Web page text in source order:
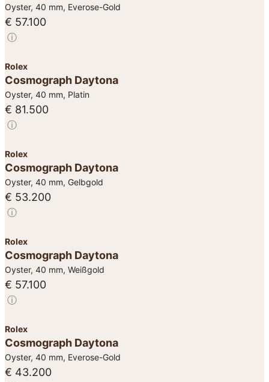
Oyster, 40 mm, Everose-Gold
€ 57.100
ⓘ
Rolex
Cosmograph Daytona
Oyster, 40 mm, Platin
€ 81.500
ⓘ
Rolex
Cosmograph Daytona
Oyster, 40 mm, Gelbgold
€ 53.200
ⓘ
Rolex
Cosmograph Daytona
Oyster, 40 mm, Weißgold
€ 57.100
ⓘ
Rolex
Cosmograph Daytona
Oyster, 40 mm, Everose-Gold
€ 43.200